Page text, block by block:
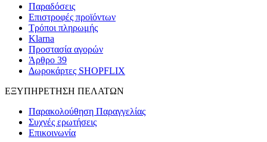
Παραδόσεις
Επιστροφές προϊόντων
Τρόποι πληρωμής
Klarna
Προστασία αγορών
Άρθρο 39
Δωροκάρτες SHOPFLIX
ΕΞΥΠΗΡΕΤΗΣΗ ΠΕΛΑΤΩΝ
Παρακολούθηση Παραγγελίας
Συχνές ερωτήσεις
Επικοινωνία